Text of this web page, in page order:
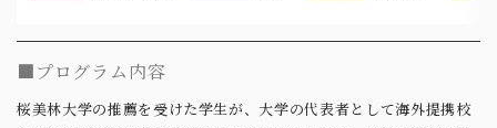
■プログラム内容
桜美林大学の推薦を受けた学生が、大学の代表者として海外提携校